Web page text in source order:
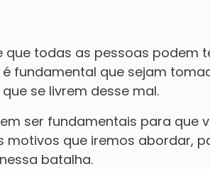
que todas as pessoas podem
fundamental que sejam
se livrem desse mal.
ser fundamentais para que
motivos que iremos abordar,
batalha.